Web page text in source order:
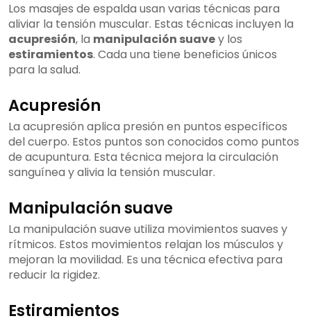
Los masajes de espalda usan varias técnicas para
aliviar la tensión muscular. Estas técnicas incluyen la
acupresión, la manipulación suavey los
estiramientos. Cada una tiene beneficios únicos
para la salud.
Acupresión
La acupresión aplica presión en puntos específicos
del cuerpo. Estos puntos son conocidos como puntos
de acupuntura. Esta técnica mejora la circulación
sanguínea y alivia la tensión muscular.
Manipulación suave
La manipulación suave utiliza movimientos suaves y
rítmicos. Estos movimientos relajan los músculos y
mejoran la movilidad. Es una técnica efectiva para
reducir la rigidez.
Estiramientos